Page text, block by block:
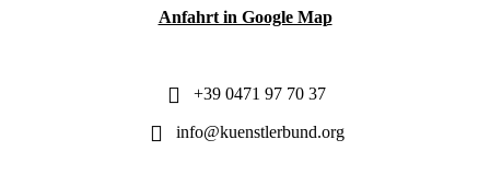
Anfahrt in Google Map
+39 0471 97 70 37
info@kuenstlerbund.org